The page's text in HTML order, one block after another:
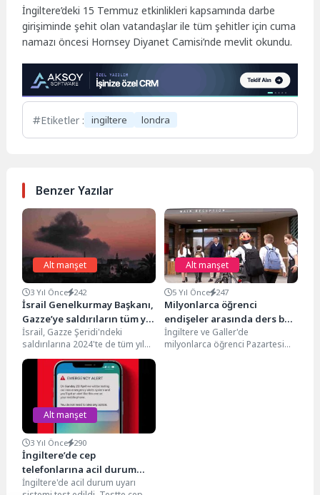
İngiltere’deki 15 Temmuz etkinlikleri kapsamında darbe
girişiminde şehit olan vatandaşlar ile tüm şehitler için cuma
namazı öncesi Hornsey Diyanet Camisi’nde mevlit okundu.
Etiketler : ingiltere londra
Benzer Yazılar
Alt manşet
3 Yıl Önce 242
İsrail Genelkurmay Başkanı,
Gazze’ye saldırıların tüm yıl
süreceğini söyledi
İsrail, Gazze Şeridi'ndeki
saldırılarına 2024'te de tüm yıl
boyunca devam edeceğini
duyurdu. İsrail ordusundan
Alt manşet
5 Yıl Önce 247
Milyonlarca öğrenci
endişeler arasında ders başı
yaptı
İngiltere ve Galler'de
milyonlarca öğrenci Pazartesi
Alt manşet
3 Yıl Önce 290
İngiltere’de cep
telefonlarına acil durum
bildirimi gönderildi
İngiltere'de acil durum uyarı